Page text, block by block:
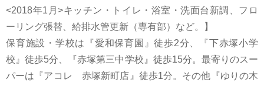
<2018年1月>キッチン・トイレ・浴室・洗面台新調、フロ
ーリング張替、給排水管更新（専有部）など。】
保育施設・学校は『愛和保育園』徒歩2分、『下赤塚小学
校』徒歩5分、『赤塚第三中学校』徒歩15分。最寄りのスー
パーは『アコレ 赤塚新町店』徒歩1分。その他『ゆりの木